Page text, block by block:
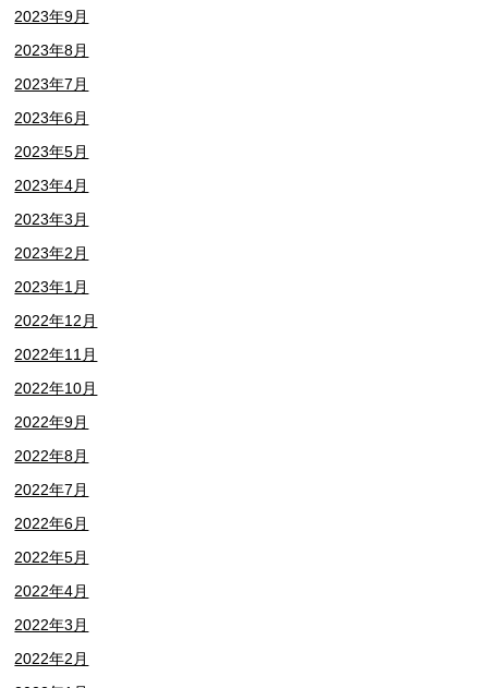
2023年9月
2023年8月
2023年7月
2023年6月
2023年5月
2023年4月
2023年3月
2023年2月
2023年1月
2022年12月
2022年11月
2022年10月
2022年9月
2022年8月
2022年7月
2022年6月
2022年5月
2022年4月
2022年3月
2022年2月